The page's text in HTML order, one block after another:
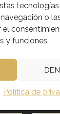
o
el
y funciones.
Política de
ASTURIAS,